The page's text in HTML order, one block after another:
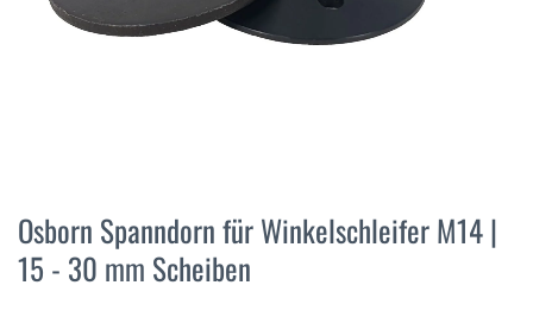
della
galleria
di
Osborn Spanndorn für Winkelschleifer M14 |
15 - 30 mm Scheiben